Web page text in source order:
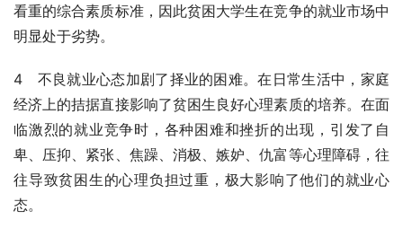
看重的综合素质标准，因此贫困大学生在竞争的就业市场中
明显处于劣势。
4　不良就业心态加剧了择业的困难。在日常生活中，家庭
经济上的拮据直接影响了贫困生良好心理素质的培养。在面
临激烈的就业竞争时，各种困难和挫折的出现，引发了自
卑、压抑、紧张、焦躁、消极、嫉妒、仇富等心理障碍，往
往导致贫困生的心理负担过重，极大影响了他们的就业心
态。